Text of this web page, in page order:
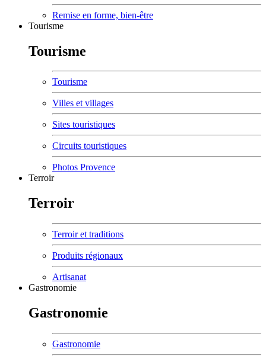
Remise en forme, bien-être
Tourisme
Tourisme
Tourisme
Villes et villages
Sites touristiques
Circuits touristiques
Photos Provence
Terroir
Terroir
Terroir et traditions
Produits régionaux
Artisanat
Gastronomie
Gastronomie
Gastronomie